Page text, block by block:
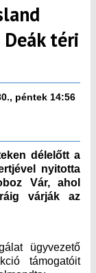
téri
péntek 14:56
délelőtt a
nyitotta
Vár, ahol
várják az
ügyvezető
támogatóit